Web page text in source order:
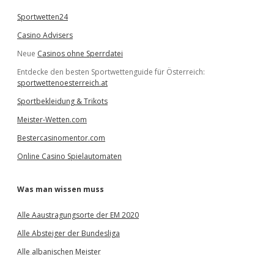
Sportwetten24
Casino Advisers
Neue Casinos ohne Sperrdatei
Entdecke den besten Sportwettenguide für Österreich:
sportwettenoesterreich.at
Sportbekleidung & Trikots
Meister-Wetten.com
Bestercasinomentor.com
Online Casino Spielautomaten
Was man wissen muss
Alle Aaustragungsorte der EM 2020
Alle Absteiger der Bundesliga
Alle albanischen Meister